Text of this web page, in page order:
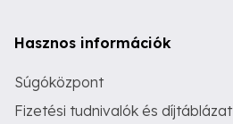
Hasznos információk
Súgóközpont
Fizetési tudnivalók és díjtáblázat